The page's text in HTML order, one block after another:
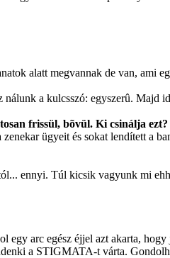
alatt megvannak de van, ami
a kulcsszó: egyszerû. Majd
frissül, bõvül. Ki csinálja ezt?
ügyeit és sokat lendített a
ennyi. Túl kicsik vagyunk mi
arc egész éjjel azt akarta, hogy
a STIGMATA-t várta.